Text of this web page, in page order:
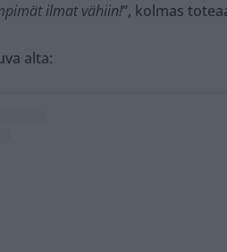
ilmat vähiin!”, kolmas
alta: